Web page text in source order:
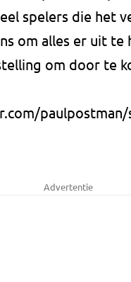
spelers die het
om alles er uit te
om door te
paulpostman/
Advertentie